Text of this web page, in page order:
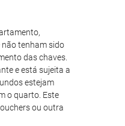
não tenham sido
das chaves.
e está sujeita a
estejam
o quarto. Este
ou outra